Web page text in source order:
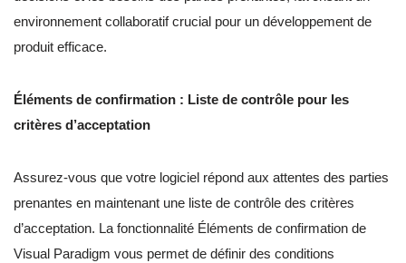
environnement collaboratif crucial pour un développement de
produit efficace.
Éléments de confirmation : Liste de contrôle pour les
critères d’acceptation
Assurez-vous que votre logiciel répond aux attentes des parties
prenantes en maintenant une liste de contrôle des critères
d’acceptation. La fonctionnalité Éléments de confirmation de
Visual Paradigm vous permet de définir des conditions